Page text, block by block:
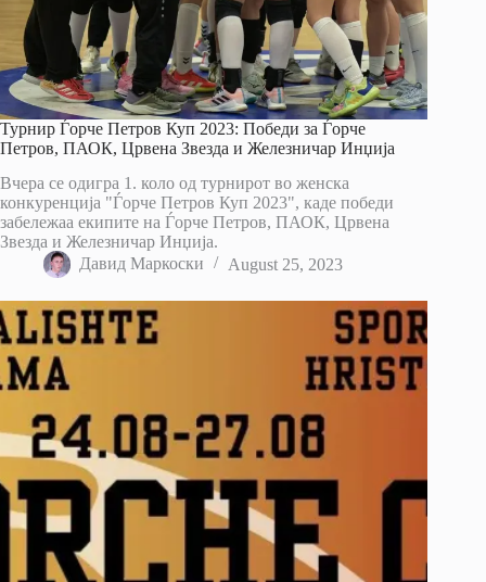
Турнир Ѓорче Петров Куп 2023: Победи за Ѓорче
Петров, ПАОК, Црвена Звезда и Железничар Инџија
Вчера се одигра 1. коло од турнирот во женска
конкуренција "Ѓорче Петров Куп 2023", каде победи
забележаа екипите на Ѓорче Петров, ПАОК, Црвена
Звезда и Железничар Инџија.
Давид Маркоски
August 25, 2023